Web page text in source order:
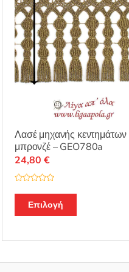
Λασέ μηχανής
μπρονζέ – GEO780a
α
ο
γ
η
24,80 €
Επιλογή